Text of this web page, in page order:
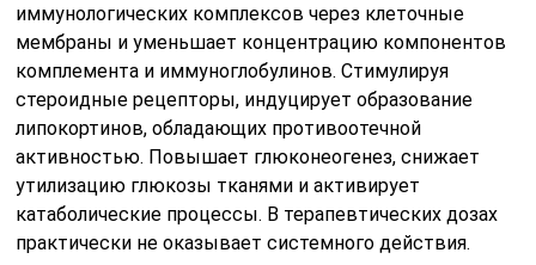
иммунологических комплексов через клеточные
мембраны и уменьшает концентрацию компонентов
комплемента и иммуноглобулинов. Стимулируя
стероидные рецепторы, индуцирует образование
липокортинов, обладающих противоотечной
активностью. Повышает глюконеогенез, снижает
утилизацию глюкозы тканями и активирует
катаболические процессы. В терапевтических дозах
практически не оказывает системного действия.